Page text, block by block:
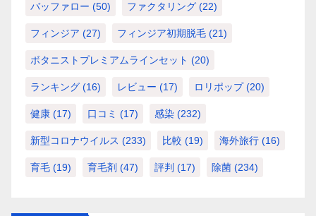
バッファロー (50) ファクタリング (22)
フィンジア (27) フィンジア初期脱毛 (21)
ボタニストプレミアムラインセット (20)
ランキング (16) レビュー (17) ロリポップ(20)
健康 (17) 口コミ (17) 感染 (232)
新型コロナウイルス (233) 比較 (19) 海外旅行 (16)
育毛 (19) 育毛剤 (47) 評判 (17) 除菌 (234)